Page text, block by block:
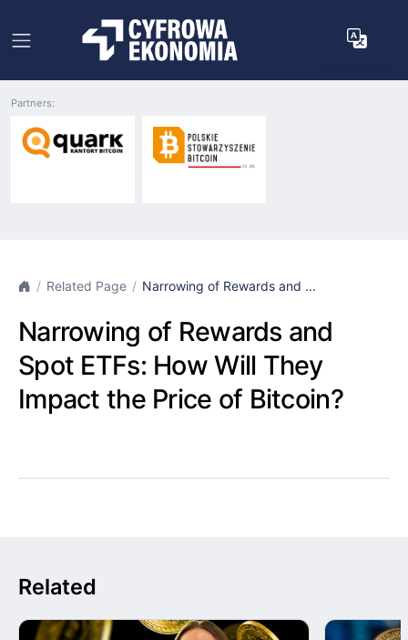
Partners:
Related Page Narrowing of Rewards and ...
Narrowing of Rewards and
Spot ETFs: How Will They
Impact the Price of Bitcoin?
Related